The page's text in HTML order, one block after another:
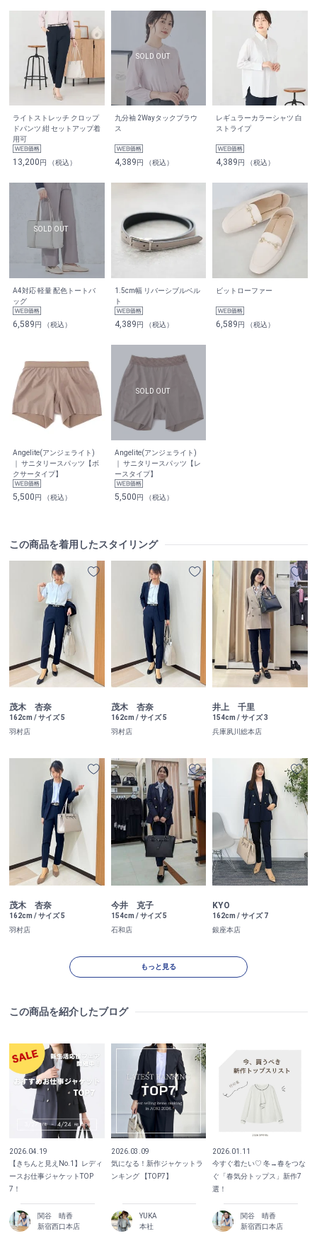
ライトストレッチ クロップ
ドパンツ 紺 セットアップ着
用可
13,200円 （税込）
九分袖 2Wayタックブラウ
ス
4,389円 （税込）
レギュラーカラーシャツ 白
ストライプ
4,389円 （税込）
A4対応 軽量 配色トートバ
ッグ
6,589円 （税込）
1.5cm幅 リバーシブルベル
ト
4,389円 （税込）
ビットローファー
6,589円 （税込）
Angelite(アンジェライト)
｜ サニタリースパッツ【ボ
クサータイプ】
5,500円 （税込）
Angelite(アンジェライト)
｜ サニタリースパッツ【レ
ースタイプ】
5,500円 （税込）
この商品を着用したスタイリング
茂木 杏奈
162cm / サイズ 5
羽村店
茂木 杏奈
162cm / サイズ 5
羽村店
井上 千里
154cm / サイズ 3
兵庫夙川総本店
茂木 杏奈
162cm / サイズ 5
羽村店
今井 克子
154cm / サイズ 5
石和店
KYO
162cm / サイズ 7
銀座本店
もっと見る
この商品を紹介したブログ
2026.04.19
【きちんと見えNo.1】レディ
ースお仕事ジャケットTOP
7！
関谷 晴香
新宿西口本店
2026.03.09
気になる！新作ジャケットラ
ンキング 【TOP7】
YUKA
本社
2026.01.11
今すぐ着たい♡ 冬→春をつな
ぐ「春気分トップス」新作7
選！
関谷 晴香
新宿西口本店